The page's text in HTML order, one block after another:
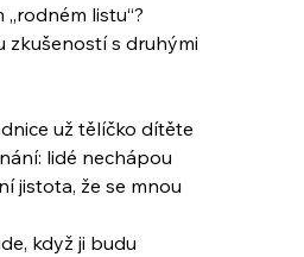
listu“?
zkušeností s druhými
už tělíčko dítěte
lidé nechápou
jistota, že se mnou
když ji budu